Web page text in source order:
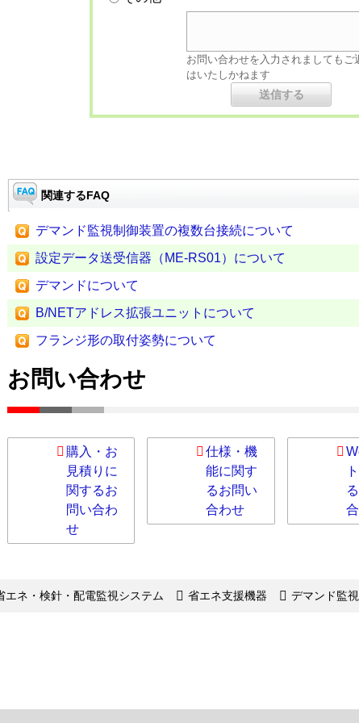
お問い合わせを入力されましてもご
はいたしかねます
関連するFAQ
デマンド監視制御装置の複数台接続について
設定データ送受信器（ME-RS01）について
デマンドについて
B/NETアドレス拡張ユニットについて
フランジ形の取付姿勢について
お問い合わせ
購入・お
見積りに
関するお
問い合わ
せ
仕様・機
能に関す
るお問い
合わせ
エネ・検針・配電監視システム 省エネ支援機器 デマンド監